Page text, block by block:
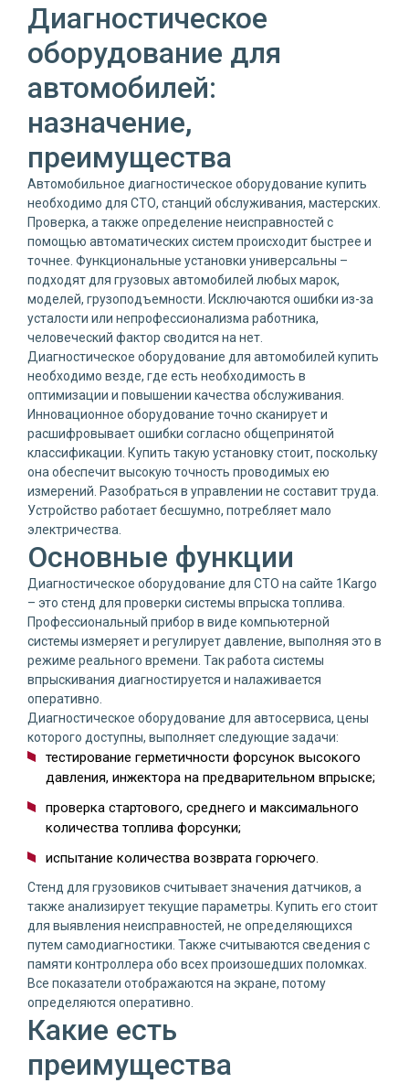
Диагностическое
оборудование для
автомобилей:
назначение,
преимущества
Автомобильное диагностическое оборудование купить
необходимо для СТО, станций обслуживания, мастерских.
Проверка, а также определение неисправностей с
помощью автоматических систем происходит быстрее и
точнее. Функциональные установки универсальны –
подходят для грузовых автомобилей любых марок,
моделей, грузоподъемности. Исключаются ошибки из-за
усталости или непрофессионализма работника,
человеческий фактор сводится на нет.
Диагностическое оборудование для автомобилей купить
необходимо везде, где есть необходимость в
оптимизации и повышении качества обслуживания.
Инновационное оборудование точно сканирует и
расшифровывает ошибки согласно общепринятой
классификации. Купить такую установку стоит, поскольку
она обеспечит высокую точность проводимых ею
измерений. Разобраться в управлении не составит труда.
Устройство работает бесшумно, потребляет мало
электричества.
Основные функции
Диагностическое оборудование для СТО на сайте 1Kargo
– это стенд для проверки системы впрыска топлива.
Профессиональный прибор в виде компьютерной
системы измеряет и регулирует давление, выполняя это в
режиме реального времени. Так работа системы
впрыскивания диагностируется и налаживается
оперативно.
Диагностическое оборудование для автосервиса, цены
которого доступны, выполняет следующие задачи:
тестирование герметичности форсунок высокого
давления, инжектора на предварительном впрыске;
проверка стартового, среднего и максимального
количества топлива форсунки;
испытание количества возврата горючего.
Стенд для грузовиков считывает значения датчиков, а
также анализирует текущие параметры. Купить его стоит
для выявления неисправностей, не определяющихся
путем самодиагностики. Также считываются сведения с
памяти контроллера обо всех произошедших поломках.
Все показатели отображаются на экране, потому
определяются оперативно.
Какие есть
преимущества